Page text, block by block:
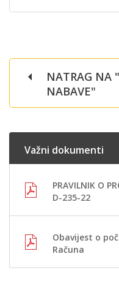
NATRAG NA
NABAVE"
Važni dokumenti
PRAVILNIK O
D-235-22
Obavijest o
Računa